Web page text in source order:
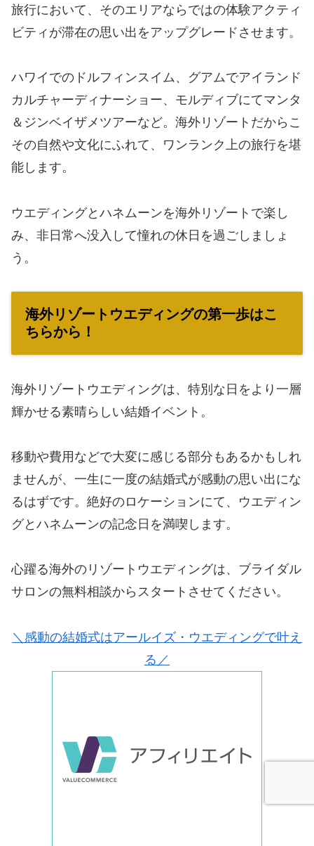
旅行において、そのエリアならではの体験アクティ
ビティが滞在の思い出をアップグレードさせます。
ハワイでのドルフィンスイム、グアムでアイランド
カルチャーディナーショー、モルディブにてマンタ
＆ジンベイザメツアーなど。海外リゾートだからこ
その自然や文化にふれて、ワンランク上の旅行を堪
能します。
ウエディングとハネムーンを海外リゾートで楽し
み、非日常へ没入して憧れの休日を過ごしましょ
う。
海外リゾートウエディングの第一歩はこ
ちらから！
海外リゾートウエディングは、特別な日をより一層
輝かせる素晴らしい結婚イベント。
移動や費用などで大変に感じる部分もあるかもしれ
ませんが、一生に一度の結婚式が感動の思い出にな
るはずです。絶好のロケーションにて、ウエディン
グとハネムーンの記念日を満喫します。
心躍る海外のリゾートウエディングは、ブライダル
サロンの無料相談からスタートさせてください。
＼感動の結婚式はアールイズ・ウエディングで叶え
る／